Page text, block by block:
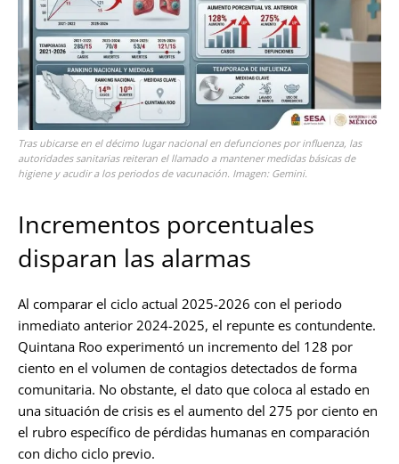
Tras ubicarse en el décimo lugar nacional en defunciones por influenza, las
autoridades sanitarias reiteran el llamado a mantener medidas básicas de
higiene y acudir a los periodos de vacunación. Imagen: Gemini.
Incrementos porcentuales
disparan las alarmas
Al comparar el ciclo actual 2025-2026 con el periodo
inmediato anterior 2024-2025, el repunte es contundente.
Quintana Roo experimentó un incremento del 128 por
ciento en el volumen de contagios detectados de forma
comunitaria. No obstante, el dato que coloca al estado en
una situación de crisis es el aumento del 275 por ciento en
el rubro específico de pérdidas humanas en comparación
con dicho ciclo previo.